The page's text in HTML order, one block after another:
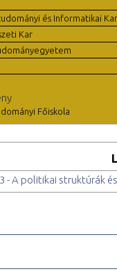
és Informatikai Kar
Kar
Főiskola
- A politikai struktúrák